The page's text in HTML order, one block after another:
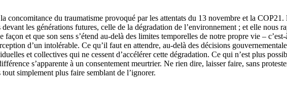
concomitance du traumatisme provoqué par les attentats du 13 novembre et la
les générations futures, celle de la dégradation de l’environnement ; et elle nous
façon et que son sens s’étend au-delà des limites temporelles de notre propre vie –
d’un intolérable. Ce qu’il faut en attendre, au-delà des décisions
et collectives qui ne cessent d’accélérer cette dégradation. Ce qui n’est plus
s’apparente à un consentement meurtrier. Ne rien dire, laisser faire, sans
simplement plus faire semblant de l’ignorer.